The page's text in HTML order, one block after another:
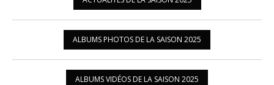
ALBUMS PHOTOS DE LA SAISON 2025
ALBUMS VIDÉOS DE LA SAISON 2025